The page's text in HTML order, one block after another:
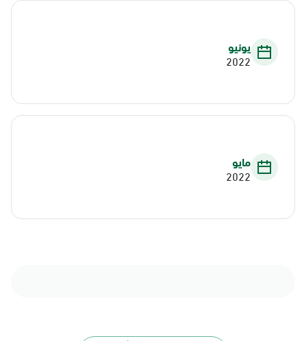
يونيو
2022
مايو
2022